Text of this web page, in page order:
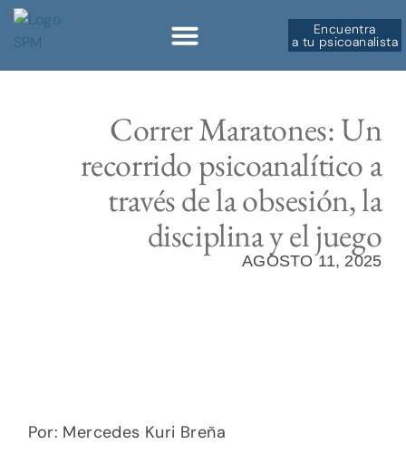
Encuentra
a tu psicoanalista
Correr Maratones: Un
recorrido psicoanalítico a
través de la obsesión, la
disciplina y el juego
AGOSTO 11, 2025
Por: Mercedes Kuri Breña